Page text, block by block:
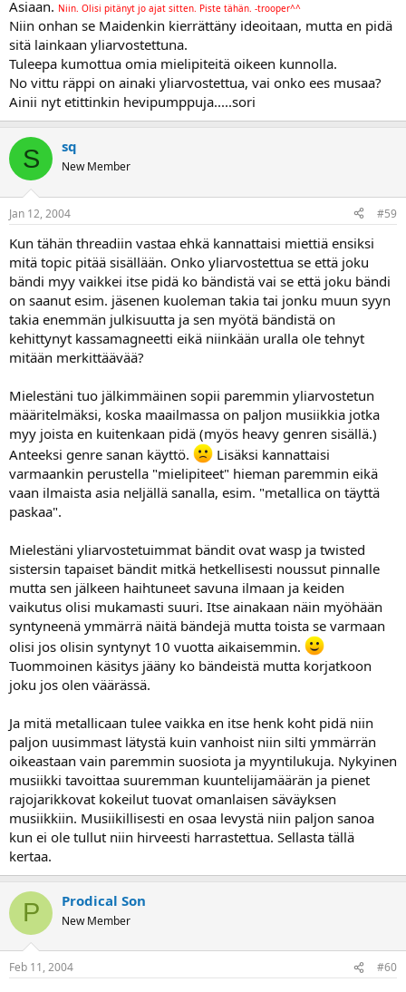
Asiaan. Niin. Olisi pitänyt jo ajat sitten. Piste tähän. -trooper^^
Niin onhan se Maidenkin kierrättäny ideoitaan, mutta en pidä
sitä lainkaan yliarvostettuna.
Tuleepa kumottua omia mielipiteitä oikeen kunnolla.
No vittu räppi on ainaki yliarvostettua, vai onko ees musaa?
Ainii nyt etittinkin hevipumppuja.....sori
S sq
New Member
Jan 12, 2004 #59
Kun tähän threadiin vastaa ehkä kannattaisi miettiä ensiksi
mitä topic pitää sisällään. Onko yliarvostettua se että joku
bändi myy vaikkei itse pidä ko bändistä vai se että joku bändi
on saanut esim. jäsenen kuoleman takia tai jonku muun syyn
takia enemmän julkisuutta ja sen myötä bändistä on
kehittynyt kassamagneetti eikä niinkään uralla ole tehnyt
mitään merkittäävää?
Mielestäni tuo jälkimmäinen sopii paremmin yliarvostetun
määritelmäksi, koska maailmassa on paljon musiikkia jotka
myy joista en kuitenkaan pidä (myös heavy genren sisällä.)
Anteeksi genre sanan käyttö.
Lisäksi kannattaisi
varmaankin perustella "mielipiteet" hieman paremmin eikä
vaan ilmaista asia neljällä sanalla, esim. "metallica on täyttä
paskaa".
Mielestäni yliarvostetuimmat bändit ovat wasp ja twisted
sistersin tapaiset bändit mitkä hetkellisesti noussut pinnalle
mutta sen jälkeen haihtuneet savuna ilmaan ja keiden
vaikutus olisi mukamasti suuri. Itse ainakaan näin myöhään
syntyneenä ymmärrä näitä bändejä mutta toista se varmaan
olisi jos olisin syntynyt 10 vuotta aikaisemmin.
Tuommoinen käsitys jääny ko bändeistä mutta korjatkoon
joku jos olen väärässä.
Ja mitä metallicaan tulee vaikka en itse henk koht pidä niin
paljon uusimmast lätystä kuin vanhoist niin silti ymmärrän
oikeastaan vain paremmin suosiota ja myyntilukuja. Nykyinen
musiikki tavoittaa suuremman kuuntelijamäärän ja pienet
rajojarikkovat kokeilut tuovat omanlaisen säväyksen
musiikkiin. Musiikillisesti en osaa levystä niin paljon sanoa
kun ei ole tullut niin hirveesti harrastettua. Sellasta tällä
kertaa.
P Prodical Son
New Member
Feb 11, 2004 #60